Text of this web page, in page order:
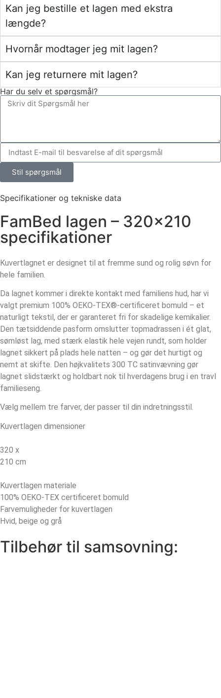
Kan jeg bestille et lagen med ekstra
længde?
Hvornår modtager jeg mit lagen?
Kan jeg returnere mit lagen?
Har du selv et spørgsmål?
Stil spørgsmål
Specifikationer og tekniske data
FamBed lagen – 320×210
specifikationer
Kuvertlagnet er designet til at fremme sund og rolig søvn for
hele familien.
Da lagnet kommer i direkte kontakt med familiens hud, har vi
valgt premium 100% OEKO-TEX®-certificeret bomuld – et
naturligt tekstil, der er garanteret fri for skadelige kemikalier.
Den tætsiddende pasform omslutter topmadrassen i ét glat,
sømløst lag, med stærk elastik hele vejen rundt, som holder
lagnet sikkert på plads hele natten – og gør det hurtigt og
nemt at skifte. Den højkvalitets 300 TC satinvævning gør
lagnet slidstærkt og holdbart nok til hverdagens brug i en travl
familieseng.
Vælg mellem tre farver, der passer til din indretningsstil.
Kuvertlagen dimensioner
320 x
210 cm
Kuvertlagen materiale
100% OEKO-TEX certificeret bomuld
Farvemuligheder for kuvertlagen
Hvid, beige og grå
Tilbehør til samsovning: